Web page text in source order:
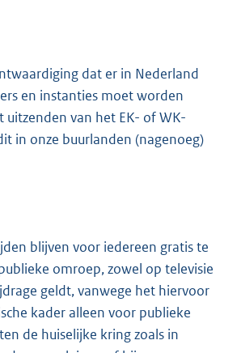
dat er in Nederland
en instanties moet worden
uitzenden van het EK- of WK-
in onze buurlanden (nagenoeg)
blijven voor iedereen gratis te
omroep, zowel op televisie
geldt, vanwege het hiervoor
kader alleen voor publieke
de huiselijke kring zoals in